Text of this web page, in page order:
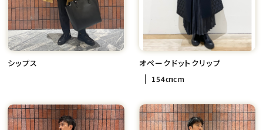
シップス オペークドットクリップ
154㎝cm